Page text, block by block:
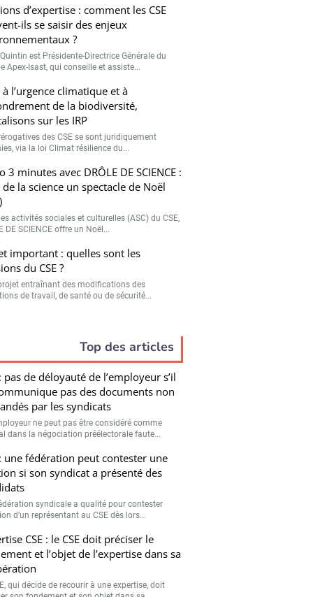
d’expertise : comment les CSE
ils se saisir des enjeux
?
est Présidente-Directrice Générale du
Apex-Isast, qui conseille et assiste...
à l’urgence climatique et à
de la biodiversité,
sur les IRP
des CSE se sont juridiquement
via la loi Climat résilience du...
3 minutes avec DRÔLE DE SCIENCE :
la science un spectacle de Noël
activités sociales et culturelles (ASC) du CSE,
DE SCIENCE offre un Noël...
important : quelles sont les
du CSE ?
entraînant des modifications des
de travail, de santé ou de sécurité...
Top des articles
pas de déloyauté de l’employeur s’il
pas des documents non
par les syndicats
ne peut pas être considéré comme
dans la négociation préélectorale faute...
: une fédération peut contester une
si son syndicat a présenté des
syndicale a qualité pour contester
d’un représentant au CSE dès lors...
CSE : le CSE doit préciser le
et l’objet de l’expertise dans sa
qui décide de recourir à une expertise, doit